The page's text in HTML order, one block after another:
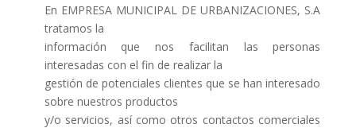
En EMPRESA MUNICIPAL DE URBANIZACIONES, S.A
tratamos la
información que nos facilitan las personas
interesadas con el fin de realizar la
gestión de potenciales clientes que se han interesado
sobre nuestros productos
y/o servicios, así como otros contactos comerciales